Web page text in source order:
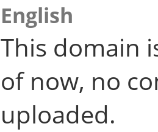
English
This domain
of now, no
uploaded.